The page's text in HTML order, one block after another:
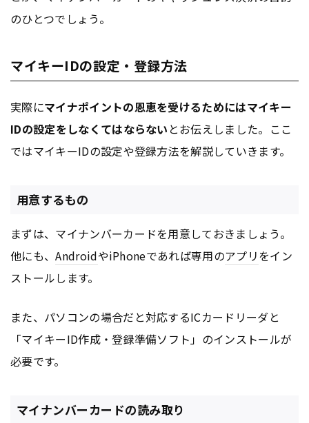
のひとつでしょう。
マイキーIDの設定・登録方法
実際にマイナポイントの恩恵を受けるためにはマイキー
IDの設定をしなくてはならない とお伝えしました。ここ
ではマイキーIDの設定や登録方法を解説していきます。
用意するもの
まずは、マイナンバーカードを用意しておきましょう。
他にも、AndroidやiPhoneであれば専用のアプリをイン
ストールします。
また、パソコンの場合だと対応するICカードリーダと
「マイキーID作成・登録準備ソフト」のインストールが
必要です。
マイナンバーカードの読み取り